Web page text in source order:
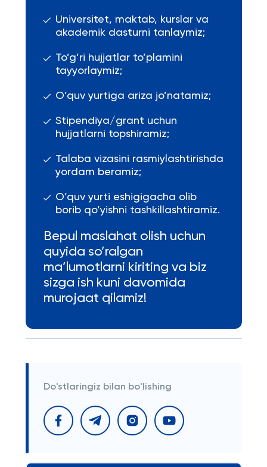
Universitet, maktab, kurslar va
akademik dasturni tanlaymiz;
To’g’ri hujjatlar to’plamini
tayyorlaymiz;
O’quv yurtiga ariza jo’natamiz;
Stipendiya/grant uchun
hujjatlarni topshiramiz;
Talaba vizasini rasmiylashtirishda
yordam beramiz;
O’quv yurti eshigigacha olib
borib qo’yishni tashkillashtiramiz.
Bepul maslahat olish uchun
quyida so’ralgan
ma’lumotlarni kiriting va biz
sizga ish kuni davomida
murojaat qilamiz!
Do'stlaringiz bilan bo'lishing